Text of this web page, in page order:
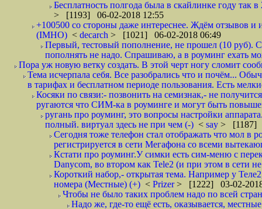
Бесплатность полгода была в скайлинке году
> [1193] 06-02-2018 12:55
+100500 со стороны даже интереснее. Ждём отзывов и
(IMHO) < decarch > [1021] 06-02-2018 06:49
Первый, тестовый пополнение, не прошел (10 руб).
пополнять не надо. Спрашиваю, а в роуминг ехать
Пора уж новую ветку создать. В этой черт ногу сломит
Тема исчерпала себя. Все разобрались что и почём...
в тарифах и бесплатном периоде пользования. Есть
Косяки по связи:- позвонить на семизнак,- не
ругаются что СИМ-ка в роуминге и могут быть
ругань про роуминг, это вопросы настройки
полный. виртуал здесь не при чем (-) < say > [1187]
Сегодня тоже телефон стал отображать что мол в
регистрируется в сети Мегафона со всеми
Кстати про роуминг.У симки есть сим-меню с
Danycom, во втором как Tele2 (и при этом в сети
Короткий набор,- открытая тема. Например у
номера (Местные) (+) < Prizer> [1222] 03-02-
Чтобы не было таких проблем надо по всей
Надо же, где-то ещё есть, оказывается,